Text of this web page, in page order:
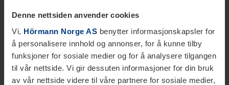
Denne nettsiden anvender cookies
Vi, Hörmann Norge AS benytter informasjonskapsler for
å personalisere innhold og annonser, for å kunne tilby
funksjoner for sosiale medier og for å analysere tilgangen
til vår nettside. Vi gir dessuten informasjoner for din bruk
av vår nettside videre til våre partnere for sosiale medier,